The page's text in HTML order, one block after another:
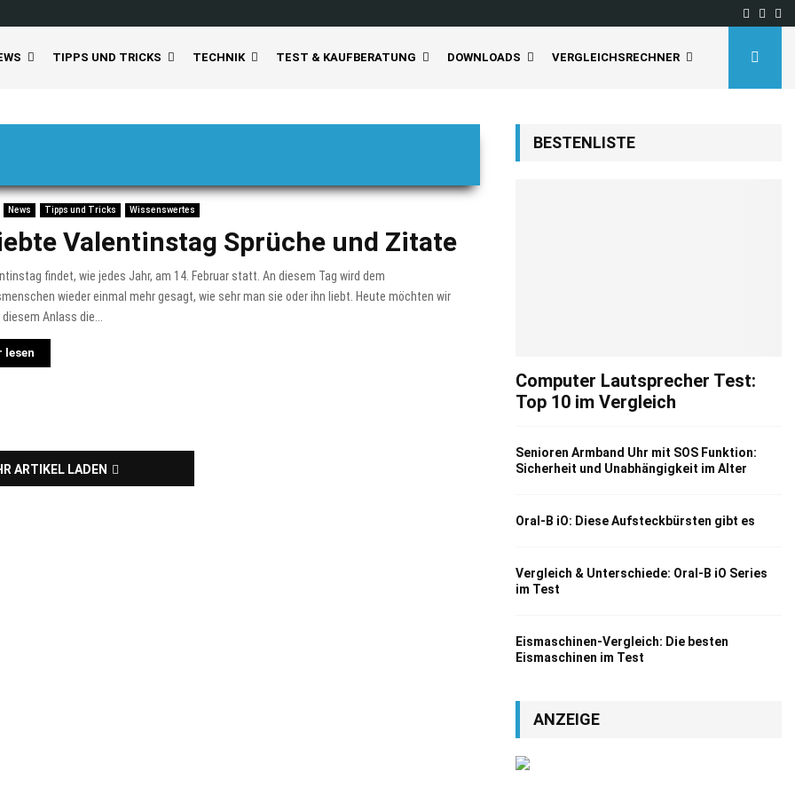
TIPPS UND TRICKS TECHNIK TEST & KAUFBERATUNG DOWNLOADS VERGLEICHSRECHNER
News Tipps und Tricks Wissenswertes
Valentinstag Sprüche und Zitate
findet, wie jedes Jahr, am 14. Februar statt. An diesem Tag wird dem
wieder einmal mehr gesagt, wie sehr man sie oder ihn liebt. Heute möchten wir
Anlass die...
lesen
ARTIKEL LADEN
BESTENLISTE
Computer Lautsprecher Test:
Top 10 im Vergleich
Senioren Armband Uhr mit SOS Funktion:
Sicherheit und Unabhängigkeit im Alter
Oral-B iO: Diese Aufsteckbürsten gibt es
Vergleich & Unterschiede: Oral-B iO Series
im Test
Eismaschinen-Vergleich: Die besten
Eismaschinen im Test
ANZEIGE